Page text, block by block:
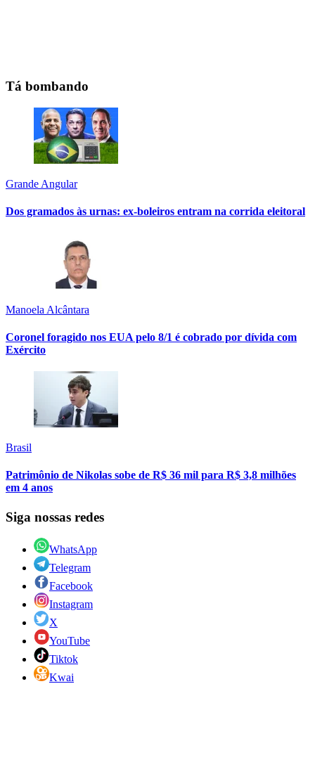
Tá bombando
Grande Angular
Dos gramados às urnas: ex-boleiros entram na corrida eleitoral
Manoela Alcântara
Coronel foragido nos EUA pelo 8/1 é cobrado por dívida com
Exército
Brasil
Patrimônio de Nikolas sobe de R$ 36 mil para R$ 3,8 milhões
em 4 anos
Siga nossas redes
WhatsApp
Telegram
Facebook
Instagram
X
YouTube
Tiktok
Kwai